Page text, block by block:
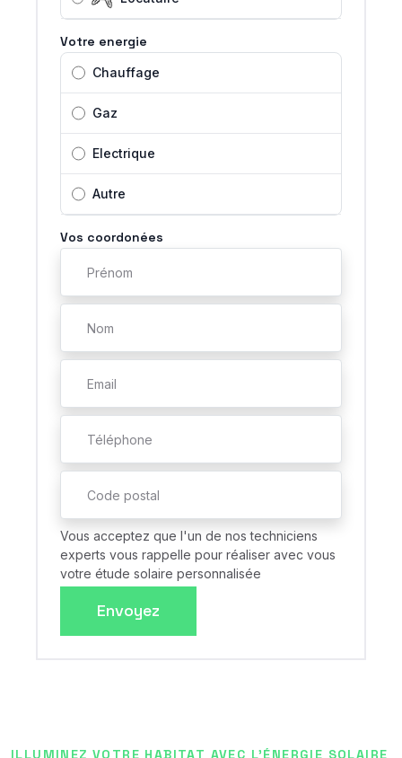
Votre energie
Chauffage
Gaz
Electrique
Autre
Vos coordonées
Vous acceptez que l'un de nos techniciens
experts vous rappelle pour réaliser avec vous
votre étude solaire personnalisée
Envoyez
ILLUMINEZ VOTRE HABITAT AVEC L'ÉNERGIE SOLAIRE